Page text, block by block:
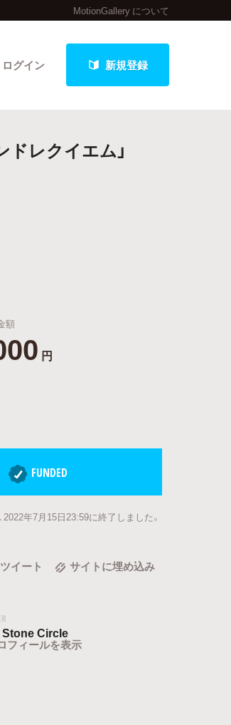
MotionGallery について
ログイン 新規登録
レクイエム」
額
円
FUNDED
2022年7月15日23:59に終了しました。
ツイート サイトに埋め込み
Circle
フィールを表示